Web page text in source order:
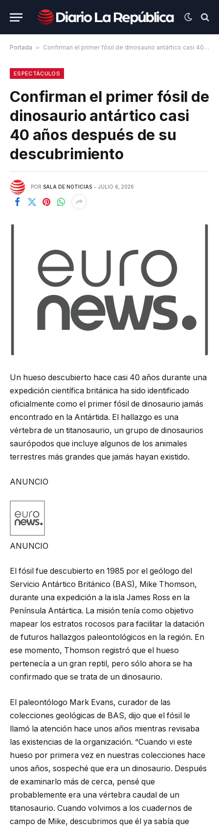
Portada » Confirman el primer fósil de dinosaurio antártico casi 40 años después de su descubrimiento
ESPECTÁCULOS
Confirman el primer fósil de
dinosaurio antártico casi
40 años después de su
descubrimiento
POR SALA DE NOTICIAS JULIO 6, 2026
Un hueso descubierto hace casi 40 años durante una
expedición científica británica ha sido identificado
oficialmente como el primer fósil de dinosaurio jamás
encontrado en la Antártida. El hallazgo es una
vértebra de un titanosaurio, un grupo de dinosaurios
saurópodos que incluye algunos de los animales
terrestres más grandes que jamás hayan existido.
ANUNCIO
ANUNCIO
El fósil fue descubierto en 1985 por el geólogo del
Servicio Antártico Británico (BAS), Mike Thomson,
durante una expedición a la isla James Ross en la
Península Antártica. La misión tenía como objetivo
mapear los estratos rocosos para facilitar la datación
de futuros hallazgos paleontológicos en la región. En
ese momento, Thomson registró que el hueso
pertenecía a un gran reptil, pero sólo ahora se ha
confirmado que se trata de un dinosaurio.
El paleontólogo Mark Evans, curador de las
colecciones geológicas de BAS, dijo que el fósil le
llamó la atención hace unos años mientras revisaba
las existencias de la organización. “Cuando vi este
hueso por primera vez en nuestras colecciones hace
unos años, sospeché que era un dinosaurio. Después
de examinarlo más de cerca, pensé que
probablemente era una vértebra caudal de un
titanosaurio. Cuando volvimos a los cuadernos de
campo de Mike, descubrimos que él ya sabía que